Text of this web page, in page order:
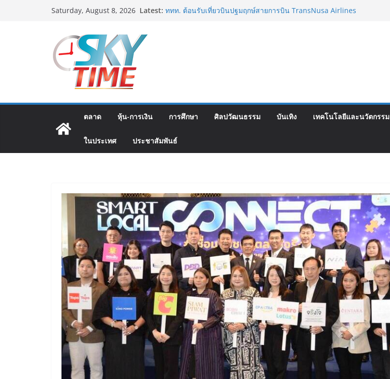
Saturday, August 8, 2026 Latest: ททท. ต้อนรับเที่ยวบินปฐมฤกษ์สายการบิน TransNusa Airlines
นริส”แนะเพิ่มไฟท์แฟ็กซ์ เว็บรับรองสถิติมวย หลัง บล็อกเล็ก ผิด
พลาด
ททท. เดินหน้ารุกตลาด Corporate Travel ดึงเอเย่นต์กว่า 52
สู่จุดหมายปลายทางคุณภาพ
ตลาด หุ้น-การเงิน การศึกษา ศิลปวัฒนธรรม บันเทิง เทคโนโลยีและนวัตกรรม
ในประเทศ ประชาสัมพันธ์